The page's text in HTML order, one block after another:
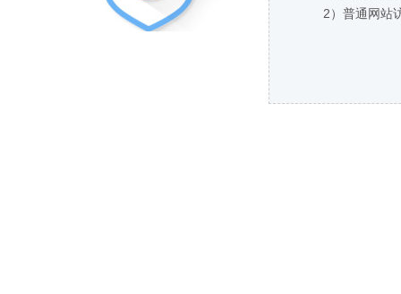
2）普通网站